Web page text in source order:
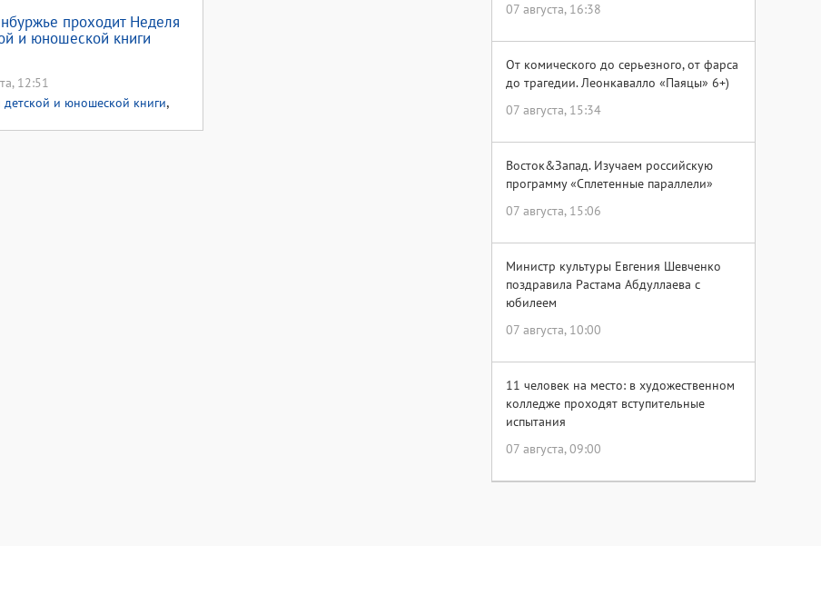
проходит Неделя
и юношеской книги
12:51
детской и юношеской книги,
07 августа, 16:38
От комического до серьезного, от фарса
до трагедии. Леонкавалло «Паяцы» 6+)
07 августа, 15:34
Восток&Запад. Изучаем российскую
программу «Сплетенные параллели»
07 августа, 15:06
Министр культуры Евгения Шевченко
поздравила Растама Абдуллаева с
юбилеем
07 августа, 10:00
11 человек на место: в художественном
колледже проходят вступительные
испытания
07 августа, 09:00